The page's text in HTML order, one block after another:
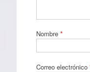
Nombre *
Correo electrónico